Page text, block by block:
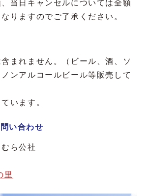
りますのでご了承ください。
まれません。（ビール、酒、ソ
ンアルコールビール等販売して
います。
い合わせ
ら公社
里